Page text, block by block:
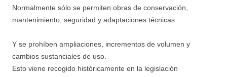
Normalmente sólo se permiten obras de conservación,
mantenimiento, seguridad y adaptaciones técnicas.
Y se prohíben ampliaciones, incrementos de volumen y
cambios sustanciales de uso.
Esto viene recogido históricamente en la legislación